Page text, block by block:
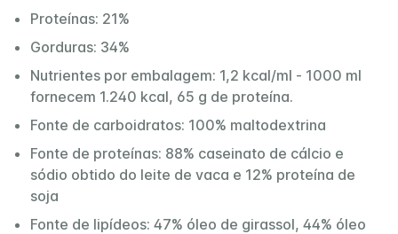
Proteínas: 21%
Gorduras: 34%
Nutrientes por embalagem: 1,2 kcal/ml - 1000 ml
fornecem 1.240 kcal, 65 g de proteína.
Fonte de carboidratos: 100% maltodextrina
Fonte de proteínas: 88% caseinato de cálcio e
sódio obtido do leite de vaca e 12% proteína de
soja
Fonte de lipídeos: 47% óleo de girassol, 44% óleo